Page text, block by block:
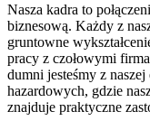
Nasza kadra to
biznesową. Każdy z
gruntowne
pracy z czołowymi
dumni jesteśmy z
hazardowych, gdzie
znajduje praktyczne